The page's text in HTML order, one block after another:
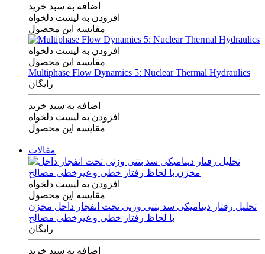
اضافه به سبد خرید
افزودن به لیست دلخواه
مقایسه این محصول
افزودن به لیست دلخواه
مقایسه این محصول
Multiphase Flow Dynamics 5: Nuclear Thermal Hydraulics
رایگان
اضافه به سبد خرید
افزودن به لیست دلخواه
مقایسه این محصول
+
مقالات
افزودن به لیست دلخواه
مقایسه این محصول
تحلیل رفتار دینامیکی سد بتنی وزنی تحت انفجار داخل مخزن
با لحاظ رفتار خطی و غیرخطی مصالح
رایگان
اضافه به سبد خرید